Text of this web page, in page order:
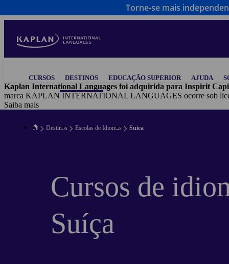
to
content
navigationCURSOS DESTINOS EDUCAÇÃO SUPERIOR AJUDA
Kaplan International Languages foi adquirida para Inspirit
marca KAPLAN INTERNATIONAL LANGUAGES ocorre sob
Saiba mais
Torne-se mais
Destinos Escolas de Idiomas Suica
Cursos de
Suíça